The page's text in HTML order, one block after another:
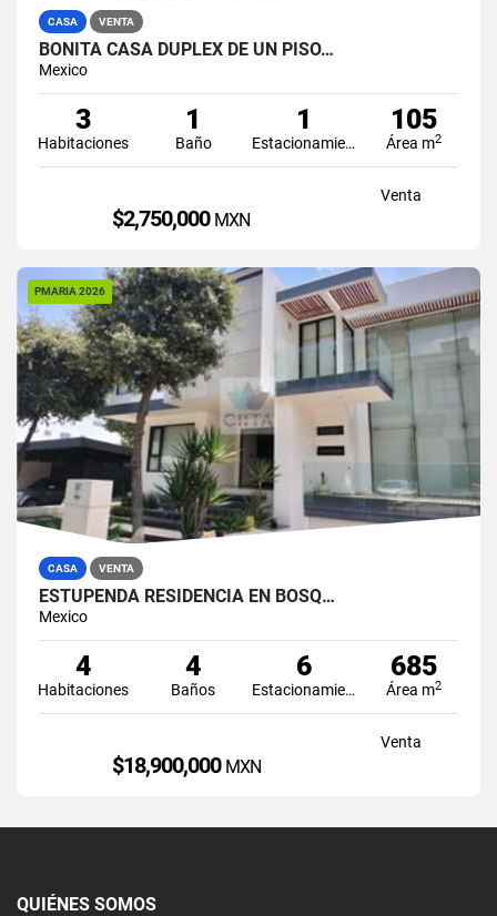
CASA VENTA
BONITA CASA DUPLEX DE UN PISO…
Mexico
3
Habitaciones
1
Baño
1
Estacionamiento
105
Área m2
Venta
$2,750,000 MXN
PMARIA 2026
CASA VENTA
ESTUPENDA RESIDENCIA EN BOSQ…
Mexico
4
Habitaciones
4
Baños
6
Estacionamiento
685
Área m2
Venta
$18,900,000 MXN
QUIÉNES SOMOS